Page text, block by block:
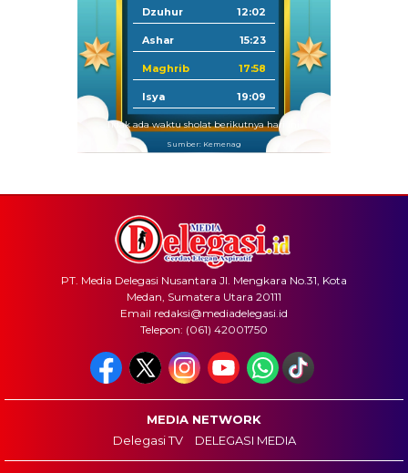
Dzuhur 12:02
Ashar 15:23
Maghrib 17:58
Isya 19:09
Tidak ada waktu sholat berikutnya hari ini.
Sumber: Kemenag
PT. Media Delegasi Nusantara Jl. Mengkara No.31, Kota
Medan, Sumatera Utara 20111
Email redaksi@mediadelegasi.id
Telepon: (061) 42001750
MEDIA NETWORK
Delegasi TV
DELEGASI MEDIA